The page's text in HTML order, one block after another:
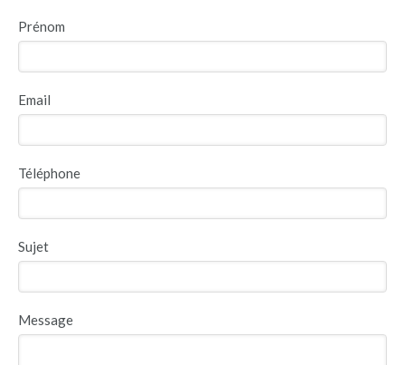
Prénom
Email
Téléphone
Sujet
Message